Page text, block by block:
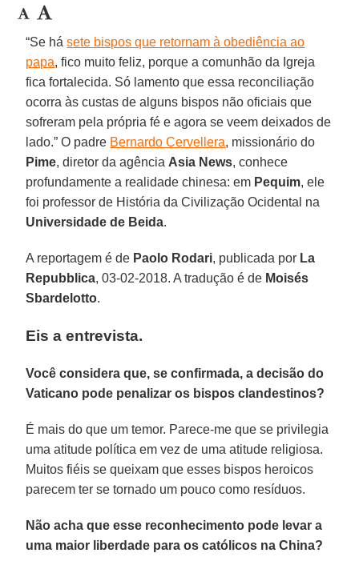
“Se hásete bispos que retornam à obediência ao
papa, fico muito feliz, porque a comunhão da Igreja
fica fortalecida. Só lamento que essa reconciliação
ocorra às custas de alguns bispos não oficiais que
sofreram pela própria fé e agora se veem deixados de
lado.” O padre Bernardo Cervellera, missionário do
Pime, diretor da agência Asia News, conhece
profundamente a realidade chinesa: em Pequim, ele
foi professor de História da Civilização Ocidental na
Universidade de Beida.
A reportagem é de Paolo Rodari, publicada por La
Repubblica, 03-02-2018. A tradução é de Moisés
Sbardelotto.
Eis a entrevista.
Você considera que, se confirmada, a decisão do
Vaticano pode penalizar os bispos clandestinos?
É mais do que um temor. Parece-me que se privilegia
uma atitude política em vez de uma atitude religiosa.
Muitos fiéis se queixam que esses bispos heroicos
parecem ter se tornado um pouco como resíduos.
Não acha que esse reconhecimento pode levar a
uma maior liberdade para os católicos na China?